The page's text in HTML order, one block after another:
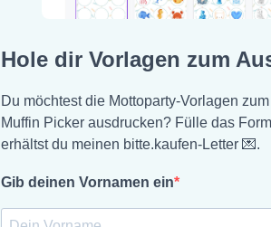
Hole dir Vorlagen zum
Du möchtest die Mottoparty-Vorlagen
Muffin Picker ausdrucken? Fülle das
erhältst du meinen bitte.kaufen-Letter 💌.
Gib deinen Vornamen ein